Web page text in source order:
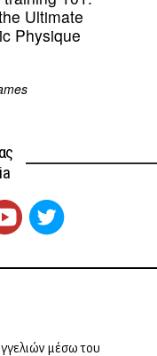
Ultimate
Physique
μέσω του